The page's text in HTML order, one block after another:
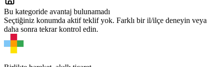
Bu kategoride avantaj bulunamadı
Seçtiğiniz konumda aktif teklif yok. Farklı bir il/ilçe deneyin veya
daha sonra tekrar kontrol edin.